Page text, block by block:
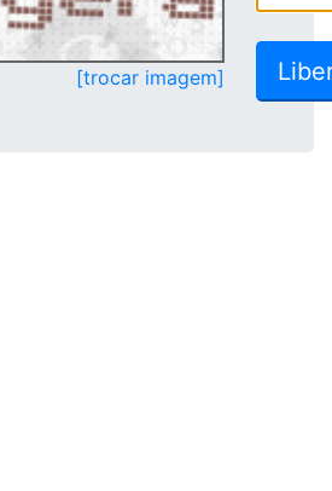
[trocar imagem]